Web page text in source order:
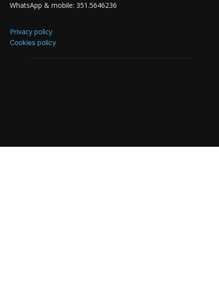
WhatsApp & mobile: 351.5646236
Privacy policy
Cookies policy